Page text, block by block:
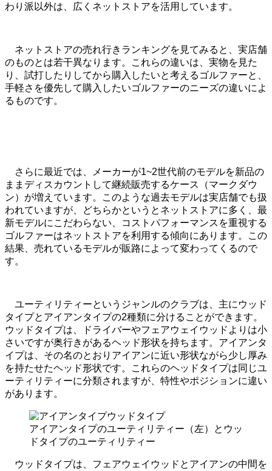
わり派以外は、広くネットストアを活用しています。
ネットストアの売れ行きランキングを見てみると、実店舗
のものとは若干異なります。これらの違いは、実物を見た
り、試打したりしてから購入したいと考えるゴルファーと、
手軽さを優先して購入したいゴルファーのニーズの違いによ
るものです。
さらに最近では、メーカーが1~2世代前のモデルを新品の
ままディスカウントして継続販売するケース（マークダウ
ン）が増えています。このような過去モデルは実店舗でも扱
われていますが、どちらかというとネットストアに多く、最
新モデルにこだわらない、コストパフォーマンスを重視する
ゴルファーはネットストアを利用する傾向にあります。この
結果、売れているモデルが販路によって変わってくるので
す。
ユーティリティーというジャンルのクラブは、主にウッド
タイプとアイアンタイプの2種類に分けることができます。
ウッドタイプは、ドライバーやフェアウェイウッドよりは小
さいですが奥行きがあるヘッド形状を持ちます。アイアンタ
イプは、その名のとおりアイアンに近い形状ながら少し厚み
を持たせたヘッド形状です。これらのヘッドタイプは同じユ
ーティリティーに分類されますが、特性やポジションに違い
があります。
アイアンタイプのユーティリティー（左）とウッ
ドタイプのユーティリティー
ウッドタイプは、フェアウェイウッドとアイアンの中間を